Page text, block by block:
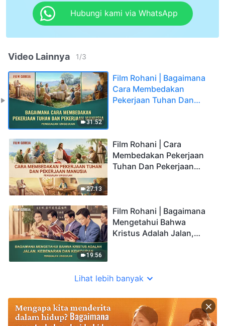
Hubungi kami via WhatsApp
Video Lainnya 1/3
31:52
Film Rohani | Bagaimana
Cara Membedakan
Pekerjaan Tuhan Dan
27:13
Film Rohani | Cara
Membedakan Pekerjaan
Tuhan Dan Pekerjaan
19:56
Film Rohani | Bagaimana
Mengetahui Bahwa
Kristus Adalah Jalan,
Lihat lebih banyak